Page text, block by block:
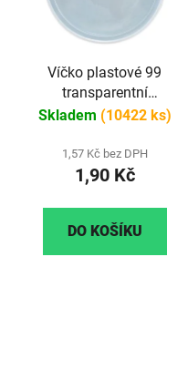
Víčko plastové 99
transparentní
(průhledné)
Skladem (10422 ks)
1,57 Kč bez DPH
1,90 Kč
DO KOŠÍKU